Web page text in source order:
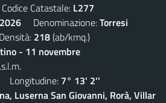
Catastale: L277
Denominazione:Torresi
218(ab/kmq.)
- 11 novembre
Longitudine: 7° 13' 2''
Luserna San Giovanni, Rorà, Villar